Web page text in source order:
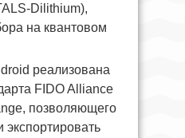
Dilithium),
на квантовом
реализована
FIDO Alliance
позволяющего
экспортировать